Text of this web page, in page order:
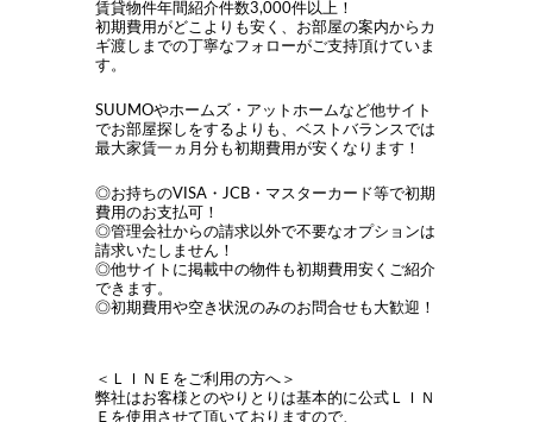
賃貸物件年間紹介件数3,000件以上！
初期費用がどこよりも安く、お部屋の案内からカ
ギ渡しまでの丁寧なフォローがご支持頂けていま
す。
SUUMOやホームズ・アットホームなど他サイト
でお部屋探しをするよりも、ベストバランスでは
最大家賃一ヵ月分も初期費用が安くなります！
◎お持ちのVISA・JCB・マスターカード等で初期
費用のお支払可！
◎管理会社からの請求以外で不要なオプションは
請求いたしません！
◎他サイトに掲載中の物件も初期費用安くご紹介
できます。
◎初期費用や空き状況のみのお問合せも大歓迎！
＜ＬＩＮＥをご利用の方へ＞
弊社はお客様とのやりとりは基本的に公式ＬＩＮ
Ｅを使用させて頂いておりますので、